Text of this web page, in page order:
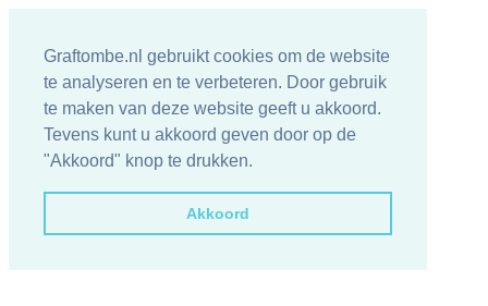
Graftombe.nl gebruikt cookies om de website
te analyseren en te verbeteren. Door gebruik
te maken van deze website geeft u akkoord.
Tevens kunt u akkoord geven door op de
"Akkoord" knop te drukken.
Akkoord